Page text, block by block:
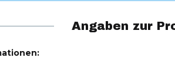
Angaben zur